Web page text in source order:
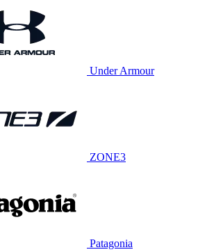
Under Armour
ZONE3
Patagonia